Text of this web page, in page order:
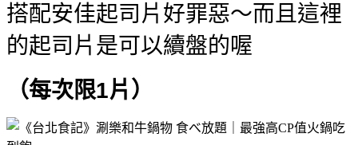
搭配安佳起司片好罪惡～而且這裡
的起司片是可以續盤的喔
（每次限1片）